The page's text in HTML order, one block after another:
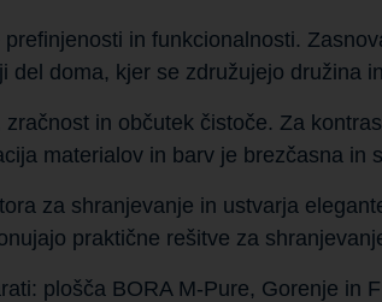
in funkcionalnosti.
del doma, kjer se združujejo družina
in občutek čistoče. Za
materialov in barv je brezčasna
za shranjevanje in ustvarja
praktične rešitve za
plošča BORA M-Pure, Gorenje in